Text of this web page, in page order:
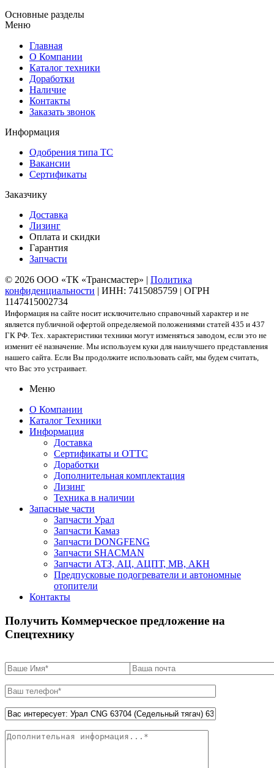
Основные разделы
Меню
Главная
О Компании
Каталог техники
Доработки
Наличие
Контакты
Заказать звонок
Информация
Одобрения типа ТС
Вакансии
Сертификаты
Заказчику
Доставка
Лизинг
Оплата и скидки
Гарантия
Запчасти
© 2026 ООО «ТК «Трансмастер» | Политика
конфиденциальности | ИНН: 7415085759 | ОГРН
1147415002734
Информация на сайте носит исключительно справочный характер и не
является публичной офертой определяемой положениями статей 435 и 437
ГК РФ. Тех. характеристики техники могут изменяться заводом, если это не
изменит её назначение. Мы используем куки для наилучшего представления
нашего сайта. Если Вы продолжите использовать сайт, мы будем считать,
что Вас это устраивает.
Меню
О Компании
Каталог Техники
Информация
Доставка
Сертификаты и ОТТС
Доработки
Дополнительная комплектация
Лизинг
Техника в наличии
Запасные части
Запчасти Урал
Запчасти Камаз
Запчасти DONGFENG
Запчасти SHACMAN
Запчасти АТЗ, АЦ, АЦПТ, МВ, АКН
Предпусковые подогреватели и автономные
отопители
Контакты
Получить Коммерческое предложение на
Спецтехнику